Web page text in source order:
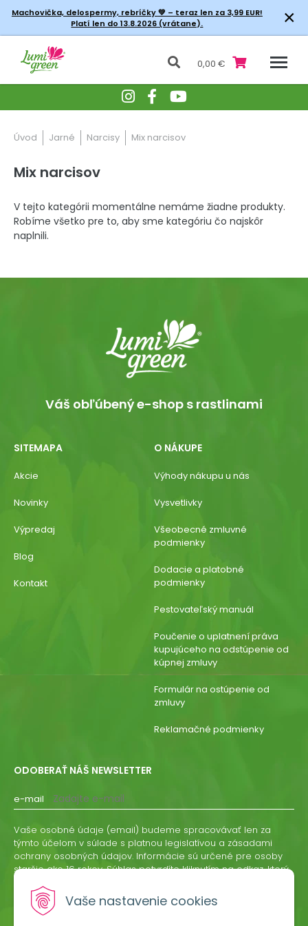
Vaše nastavenie cookies
Machovička, delospermy, rebríčky💚 – teraz len za 3,99 EUR!
Platí len do 13.8.2026 (vrátane).
×
0,00 €
Úvod Jarné Narcisy Mix narcisov
Mix narcisov
V tejto kategórii momentálne nemáme žiadne produkty.
Robíme všetko pre to, aby sme kategóriu čo najskôr
naplnili.
Váš obľúbený e-shop s rastlinami
SITEMAPA
Akcie
Novinky
Výpredaj
Blog
Kontakt
O NÁKUPE
Výhody nákupu u nás
Vysvetlivky
Všeobecné zmluvné
podmienky
Dodacie a platobné
podmienky
Pestovateľský manuál
Poučenie o uplatnení práva
kupujúceho na odstúpenie od
kúpnej zmluvy
Formulár na ostúpenie od
zmluvy
Reklamačné podmienky
ODOBERAŤ NÁŠ NEWSLETTER
e-mail
Vaše osobné údaje (email) budeme spracovávať len za
týmto účelom v súlade s platnou legislatívou a zásadami
ochrany osobných údajov. Informácie sú určené pre osoby
staršie ako 16 rokov. Súhlas potvrdíte kliknutím na odkaz, ktorý
odvolať písomne, emailom alebo kliknutím na odkaz z
ktoréhokoľvek informačného emailu.